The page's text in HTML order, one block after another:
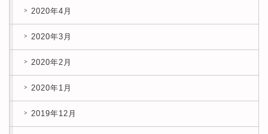
2020年4月
2020年3月
2020年2月
2020年1月
2019年12月